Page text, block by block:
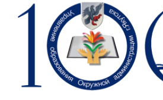
Перейти к основному содержанию
Skip to search